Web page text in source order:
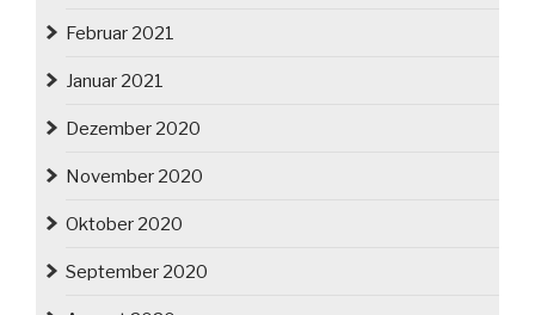
Februar 2021
Januar 2021
Dezember 2020
November 2020
Oktober 2020
September 2020